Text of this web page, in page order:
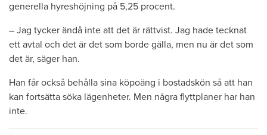
generella hyreshöjning på 5,25 procent.
– Jag tycker ändå inte att det är rättvist. Jag hade tecknat
ett avtal och det är det som borde gälla, men nu är det som
det är, säger han.
Han får också behålla sina köpoäng i bostadskön så att han
kan fortsätta söka lägenheter. Men några flyttplaner har han
inte.